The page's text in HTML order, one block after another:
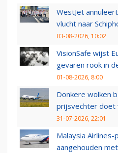
WestJet
vlucht naar
03-08-2026, 10:02
VisionSafe wijst
gevaren rook in
01-08-2026, 8:00
Donkere wolken
prijsvechter
31-07-2026, 22:01
Malaysia
aangehouden